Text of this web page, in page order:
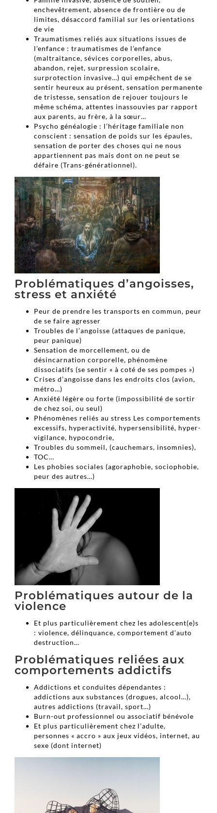
enchevêtrement, absence de frontière ou de
limites, désaccord familial sur les orientations
de vie
Traumatismes reliés aux situations issues de
l’enfance : traumatismes de l’enfance
(maltraitance, sévices corporelles, abus,
abandon, rejet, surpression scolaire,
surprotection invasive…) qui empêchent de se
sentir heureux au présent, sensation permanente
de tristesse, sensation de rejouer toujours le
même schéma, attentes inassouvies par rapport
aux parents, au frère, à la sœur…
Psycho généalogie : l’héritage familiale non
conscient : sensation de poids sur les épaules,
sensation de porter des choses qui ne nous
appartiennent pas mais dont on ne peut se
défaire (Trans-générationnel).
Problématiques d’angoisses,
stress et anxiété
Peur de prendre les transports en commun, peur
de se faire agresser
Troubles de l’angoisse (attaques de panique,
peur panique)
Sensation de morcellement, ou de
désincarnation corporelle, phénomène
dissociatifs (se sentir « à coté de ses pompes »)
Crises d’angoisse dans les endroits clos (avion,
métro…)
Anxiété légère ou forte (impossibilité de sortir
de chez soi, ou seul)
Phénomènes reliés au stress Les comportements
excessifs, hyperactivité, hypersensibilité, hyper-
vigilance, hypocondrie,
Troubles du sommeil, (cauchemars, insomnies),
TOC…
Les phobies sociales (agoraphobie, sociophobie,
peur des autres…)
Problématiques autour de la
violence
Et plus particulièrement chez les adolescent(e)s
: violence, délinquance, comportement d’auto
destruction…
Problématiques reliées aux
comportements addictifs
Addictions et conduites dépendantes :
addictions aux substances (drogues, alcool…),
autres addictions (travail, sport…)
Burn-out professionnel ou associatif bénévole
Et plus particulièrement chez l’adulte,
personnes « accro » aux jeux vidéos, internet, au
sexe (dont internet)